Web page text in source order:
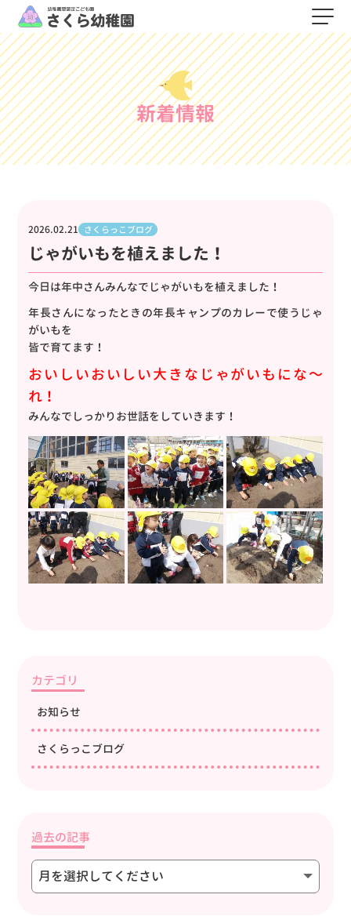
新着情報
2026.02.21 さくらっこブログ
じゃがいもを植えました！
今日は年中さんみんなでじゃがいもを植えました！
年長さんになったときの年長キャンプのカレーで使うじゃ
がいもを
皆で育てます！
おいしいおいしい大きなじゃがいもにな～
れ！
みんなでしっかりお世話をしていきます！
カテゴリ
お知らせ
さくらっこブログ
過去の記事